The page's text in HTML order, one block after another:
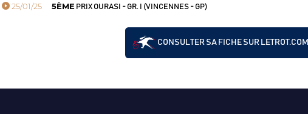
25/01/25 5ÈME PRIX OURASI - GR. I (VINCENNES - GP)
CONSULTER SA FICHE SUR LETROT.COM